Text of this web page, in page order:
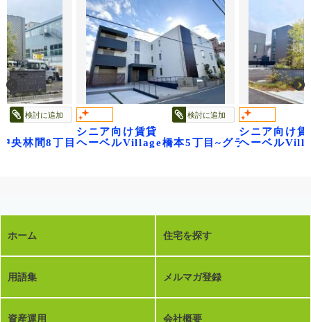
ンス武蔵浦和
検討に追加
央林間8丁目～ベル フルール～
検討に追加
シニア向け賃貸
ヘーベルVillage橋本5丁目~グランビレッジ
シニア向け賃
ヘーベル
ホーム 住宅を探す
用語集 メルマガ登録
資産運用 会社概要